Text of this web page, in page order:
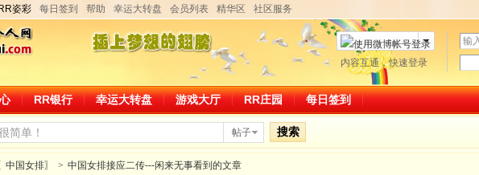
RR姿彩 每日签到 帮助 幸运大转盘 会员列表 精华区 社区服务
用
户
名
码
微博帐号登录
内容互通，快速登录
RR银行 幸运大转盘 游戏大厅 RR庄园 每日签到
帖子 搜索
中国女排〗 > 中国女排接应二传---闲来无事看到的文章